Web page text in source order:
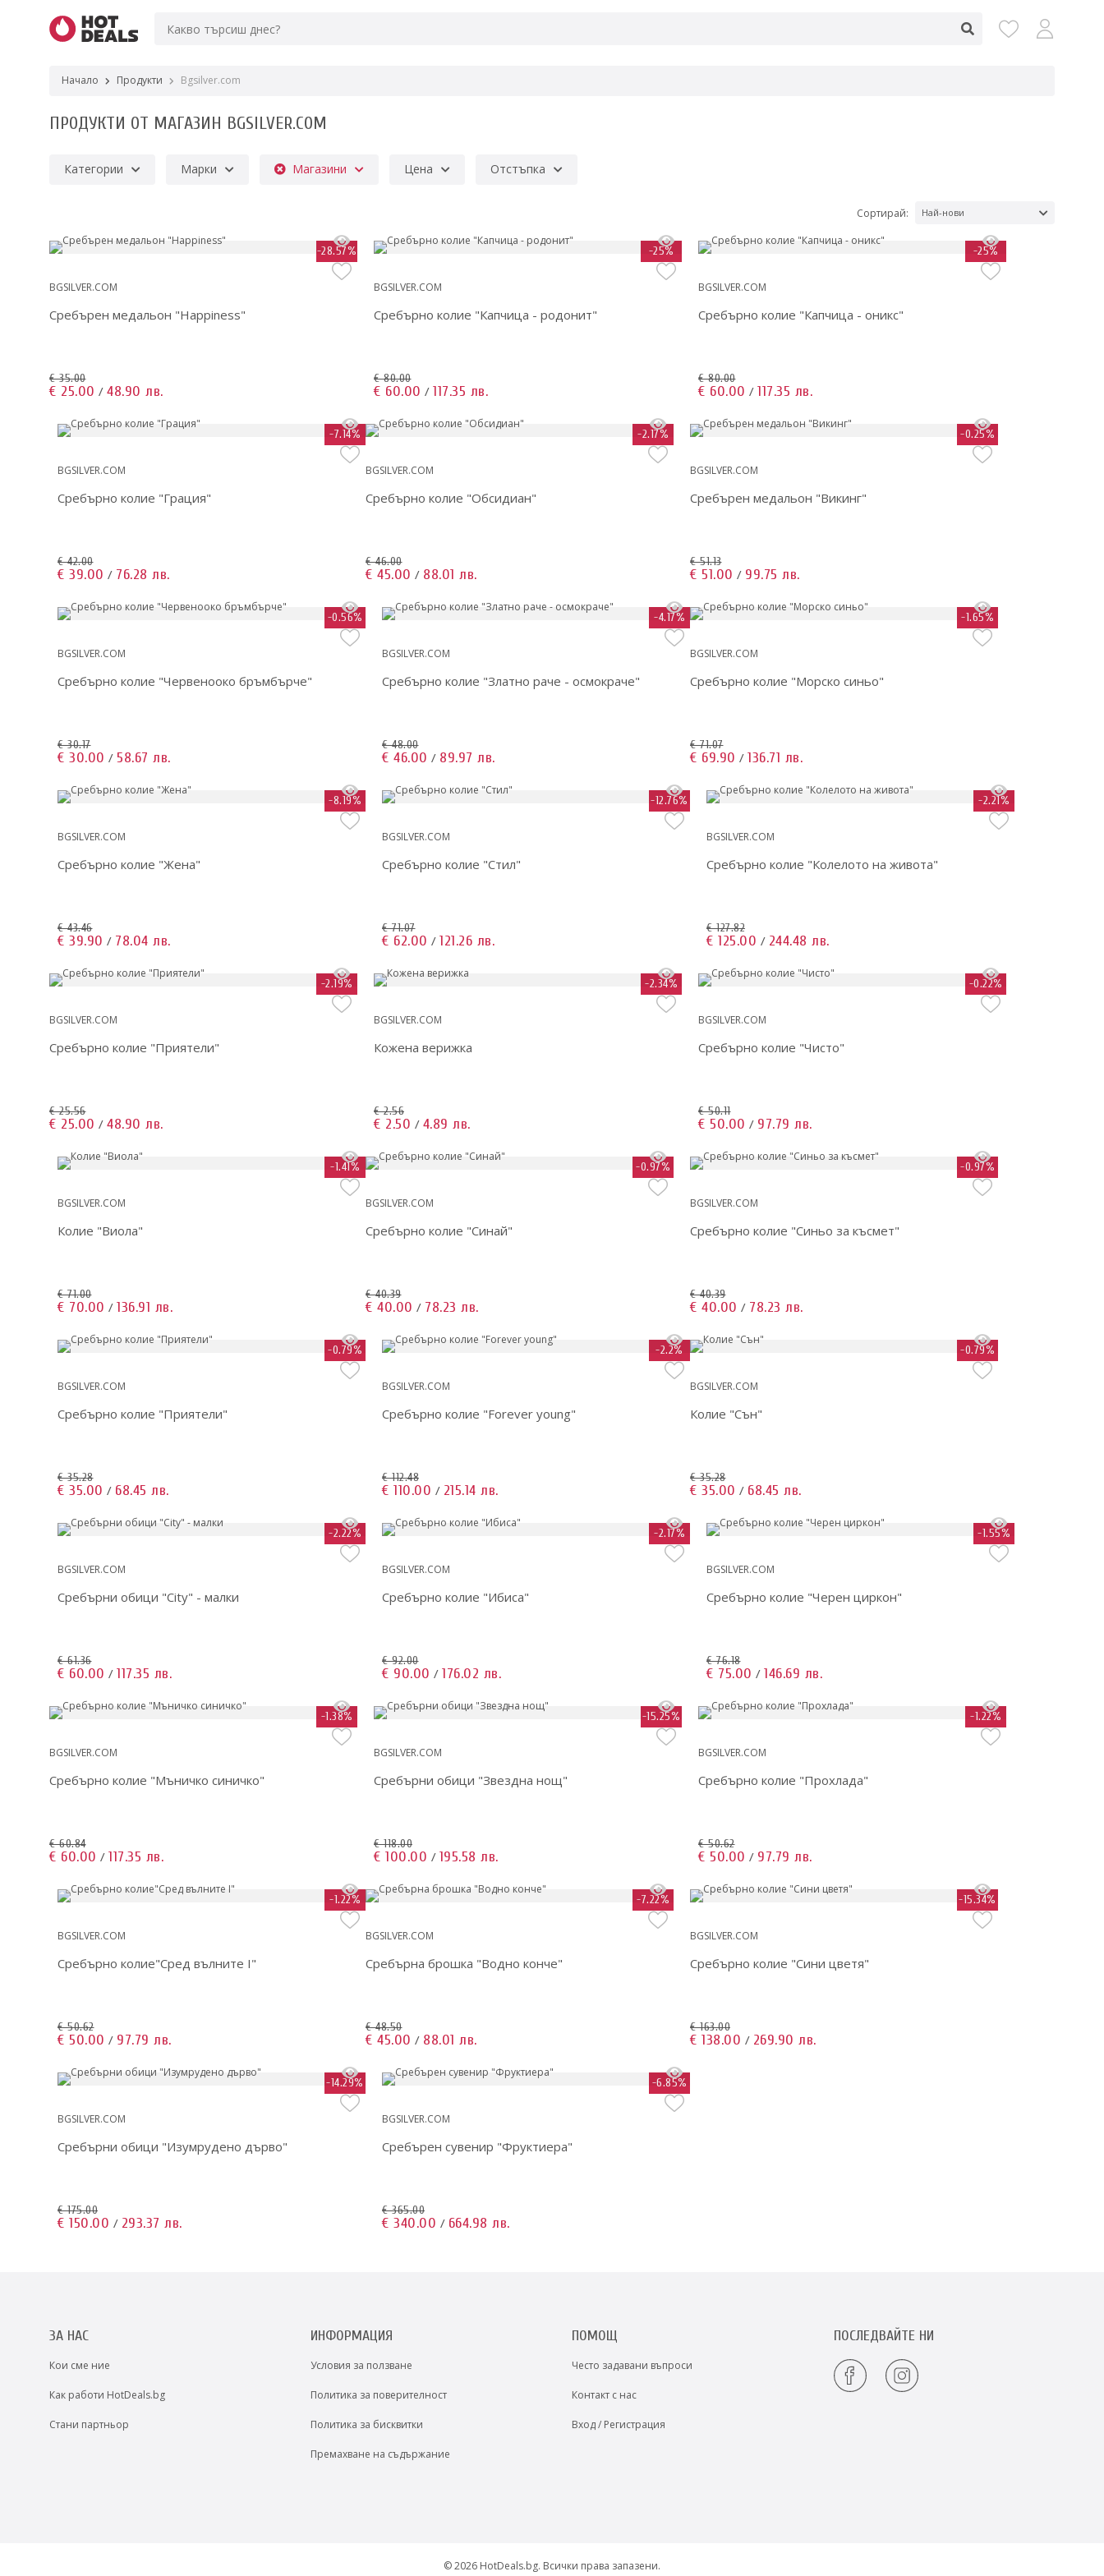
Начало Продукти Bgsilver.com
ПРОДУКТИ ОТ МАГАЗИН BGSILVER.COM
Категории Марки Магазини Цена Отстъпка
Сортирай: Най-нови
-28.57%
BGSILVER.COM
Сребърен медальон "Happiness"
€ 35.00
€ 25.00 / 48.90 лв.
-25%
BGSILVER.COM
Сребърно колие "Капчица - родонит"
€ 80.00
€ 60.00 / 117.35 лв.
-25%
BGSILVER.COM
Сребърно колие "Капчица - оникс"
€ 80.00
€ 60.00 / 117.35 лв.
-7.14%
BGSILVER.COM
Сребърно колие "Грация"
€ 42.00
€ 39.00 / 76.28 лв.
-2.17%
BGSILVER.COM
Сребърно колие "Обсидиан"
€ 46.00
€ 45.00 / 88.01 лв.
-0.25%
BGSILVER.COM
Сребърен медальон "Викинг"
€ 51.13
€ 51.00 / 99.75 лв.
-0.56%
BGSILVER.COM
Сребърно колие "Червенооко бръмбърче"
€ 30.17
€ 30.00 / 58.67 лв.
-4.17%
BGSILVER.COM
Сребърно колие "Златно раче - осмокраче"
€ 48.00
€ 46.00 / 89.97 лв.
-1.65%
BGSILVER.COM
Сребърно колие "Морско синьо"
€ 71.07
€ 69.90 / 136.71 лв.
-8.19%
BGSILVER.COM
Сребърно колие "Жена"
€ 43.46
€ 39.90 / 78.04 лв.
-12.76%
BGSILVER.COM
Сребърно колие "Стил"
€ 71.07
€ 62.00 / 121.26 лв.
-2.21%
BGSILVER.COM
Сребърно колие "Колелото на живота"
€ 127.82
€ 125.00 / 244.48 лв.
-2.19%
BGSILVER.COM
Сребърно колие "Приятели"
€ 25.56
€ 25.00 / 48.90 лв.
-2.34%
BGSILVER.COM
Кожена верижка
€ 2.56
€ 2.50 / 4.89 лв.
-0.22%
BGSILVER.COM
Сребърно колие "Чисто"
€ 50.11
€ 50.00 / 97.79 лв.
-1.41%
BGSILVER.COM
Колие "Виола"
€ 71.00
€ 70.00 / 136.91 лв.
-0.97%
BGSILVER.COM
Сребърно колие "Синай"
€ 40.39
€ 40.00 / 78.23 лв.
-0.97%
BGSILVER.COM
Сребърно колие "Синьо за късмет"
€ 40.39
€ 40.00 / 78.23 лв.
-0.79%
BGSILVER.COM
Сребърно колие "Приятели"
€ 35.28
€ 35.00 / 68.45 лв.
-2.2%
BGSILVER.COM
Сребърно колие "Forever young"
€ 112.48
€ 110.00 / 215.14 лв.
-0.79%
BGSILVER.COM
Колие "Сън"
€ 35.28
€ 35.00 / 68.45 лв.
-2.22%
BGSILVER.COM
Сребърни обици "City" - малки
€ 61.36
€ 60.00 / 117.35 лв.
-2.17%
BGSILVER.COM
Сребърно колие "Ибиса"
€ 92.00
€ 90.00 / 176.02 лв.
-1.55%
BGSILVER.COM
Сребърно колие "Черен циркон"
€ 76.18
€ 75.00 / 146.69 лв.
-1.38%
BGSILVER.COM
Сребърно колие "Мъничко синичко"
€ 60.84
€ 60.00 / 117.35 лв.
-15.25%
BGSILVER.COM
Сребърни обици "Звездна нощ"
€ 118.00
€ 100.00 / 195.58 лв.
-1.22%
BGSILVER.COM
Сребърно колие "Прохлада"
€ 50.62
€ 50.00 / 97.79 лв.
-1.22%
BGSILVER.COM
Сребърно колие"Сред вълните I"
€ 50.62
€ 50.00 / 97.79 лв.
-7.22%
BGSILVER.COM
Сребърна брошка "Водно конче"
€ 48.50
€ 45.00 / 88.01 лв.
-15.34%
BGSILVER.COM
Сребърно колие "Сини цветя"
€ 163.00
€ 138.00 / 269.90 лв.
-14.29%
BGSILVER.COM
Сребърни обици "Изумрудено дърво"
€ 175.00
€ 150.00 / 293.37 лв.
-6.85%
BGSILVER.COM
Сребърен сувенир "Фруктиера"
€ 365.00
€ 340.00 / 664.98 лв.
ЗА НАС
Кои сме ние
Как работи HotDeals.bg
Стани партньор
ИНФОРМАЦИЯ
Условия за ползване
Политика за поверителност
Политика за бисквитки
Премахване на съдържание
ПОМОЩ
Често задавани въпроси
Контакт с нас
Вход / Регистрация
ПОСЛЕДВАЙТЕ НИ
© 2026 HotDeals.bg. Всички права запазени.